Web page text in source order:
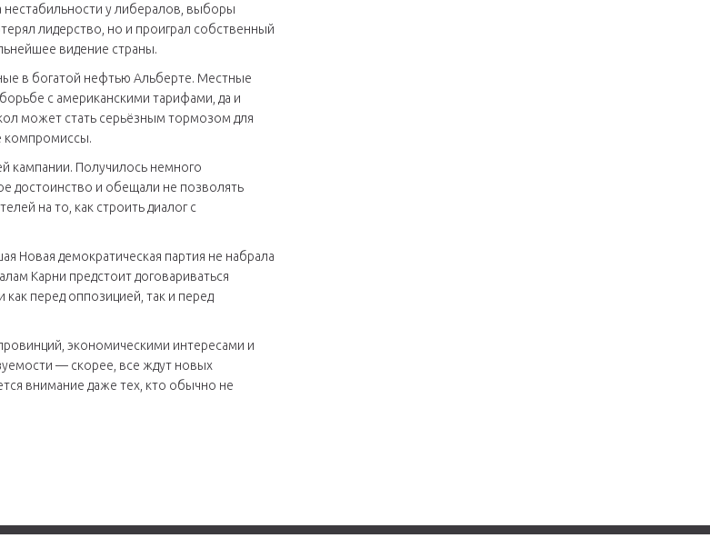
нестабильности у либералов, выборы
лидерство, но и проиграл собственный
видение страны.
в богатой нефтью Альберте. Местные
с американскими тарифами, да и
может стать серьёзным тормозом для
компромиссы.
кампании. Получилось немного
достоинство и обещали не позволять
на то, как строить диалог с
Новая демократическая партия не набрала
Карни предстоит договариваться
перед оппозицией, так и перед
экономическими интересами и
— скорее, все ждут новых
внимание даже тех, кто обычно не